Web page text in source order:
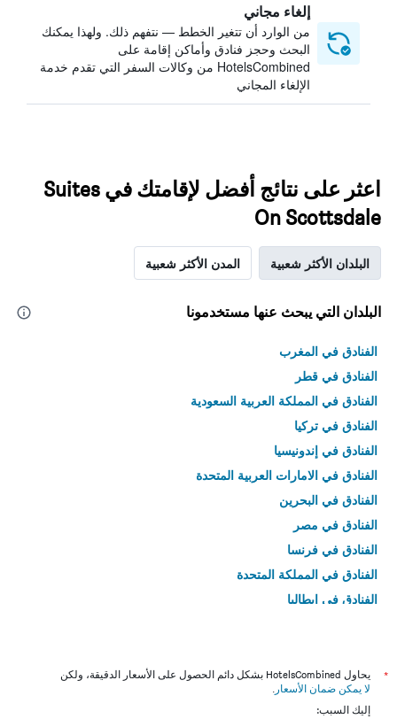
إلغاء مجاني
من الوارد أن تتغير الخطط — نتفهم ذلك. ولهذا يمكنك
البحث وحجز فنادق وأماكن إقامة على
HotelsCombined من وكالات السفر التي تقدم خدمة
الإلغاء المجاني
اعثر على نتائج أفضل لإقامتك في Suites
On Scottsdale
البلدان الأكثر شعبية المدن الأكثر شعبية
البلدان التي يبحث عنها مستخدمونا
الفنادق في المغرب
الفنادق في قطر
الفنادق في المملكة العربية السعودية
الفنادق في تركيا
الفنادق في إندونيسيا
الفنادق في الامارات العربية المتحدة
الفنادق في البحرين
الفنادق في مصر
الفنادق في فرنسا
الفنادق في المملكة المتحدة
الفنادق في إيطاليا
*
يحاول HotelsCombined بشكل دائم الحصول على الأسعار الدقيقة، ولكن
لا يمكن ضمان الأسعار .
إليك السبب: